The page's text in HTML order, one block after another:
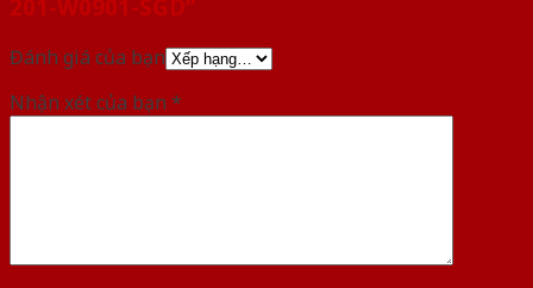
201-W0901-SGD”
Đánh giá của bạn
Nhận xét của bạn *